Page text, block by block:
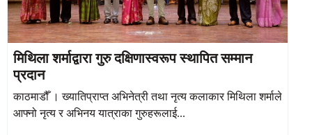
मिथिला शर्माद्वारा गुरु दक्षिणास्वरूप स्थापित सम्मान
प्रदान
काठमाडौँ । ख्यातिप्राप्त अभिनेत्री तथा नृत्य कलाकार मिथिला शर्माले
आफ्नो नृत्य र अभिनय यात्राका गुरुहरूलाई...